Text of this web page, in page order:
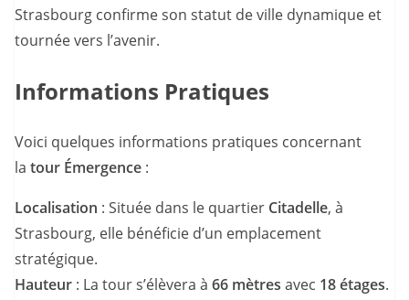
Strasbourg confirme son statut de ville dynamique et
tournée vers l’avenir.
Informations Pratiques
Voici quelques informations pratiques concernant
la tour Émergence :
Localisation : Située dans le quartier Citadelle, à
Strasbourg, elle bénéficie d’un emplacement
stratégique.
Hauteur : La tour s’élèvera à 66 mètres avec 18 étages.